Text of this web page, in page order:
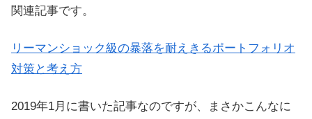
関連記事です。
リーマンショック級の暴落を耐えきるポートフォリオ
対策と考え方
2019年1月に書いた記事なのですが、まさかこんなに